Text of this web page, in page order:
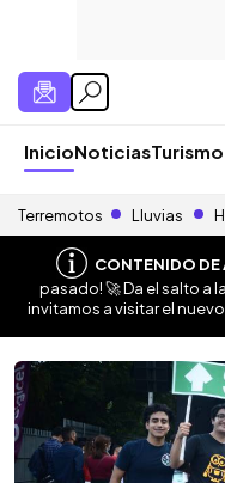
InicioNoticiasTurismo
Terremotos Lluvias
CONTENIDO DE
pasado! 🚀 Da el salto a
invitamos a visitar el